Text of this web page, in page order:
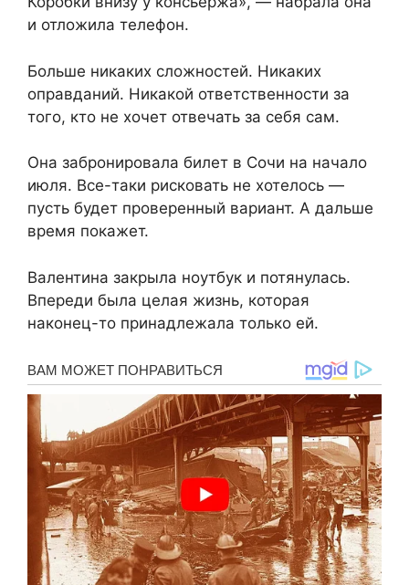
и отложила телефон.
Больше никаких сложностей. Никаких
оправданий. Никакой ответственности за
того, кто не хочет отвечать за себя сам.
Она забронировала билет в Сочи на начало
июля. Все-таки рисковать не хотелось —
пусть будет проверенный вариант. А дальше
время покажет.
Валентина закрыла ноутбук и потянулась.
Впереди была целая жизнь, которая
наконец-то принадлежала только ей.